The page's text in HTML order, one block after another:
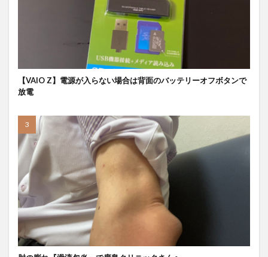
【VAIO Z】電源が入らない場合は背面のバッテリーオフボタンで
放電